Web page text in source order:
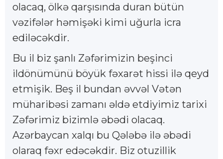
olacaq, ölkə qarşısında duran bütün
vəzifələr həmişəki kimi uğurla icra
ediləcəkdir.
Bu il biz şanlı Zəfərimizin beşinci
ildönümünü böyük fəxarət hissi ilə qeyd
etmişik. Beş il bundan əvvəl Vətən
müharibəsi zamanı əldə etdiyimiz tarixi
Zəfərimiz bizimlə əbədi olacaq.
Azərbaycan xalqı bu Qələbə ilə əbədi
olaraq fəxr edəcəkdir. Biz otuzillik